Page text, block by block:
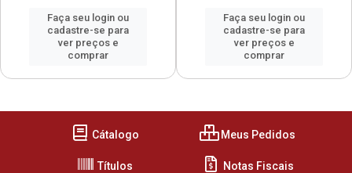
Faça seu login ou
cadastre-se para
ver preços e
comprar
Faça seu login ou
cadastre-se para
ver preços e
comprar
Cátalogo Meus Pedidos
Títulos Notas Fiscais